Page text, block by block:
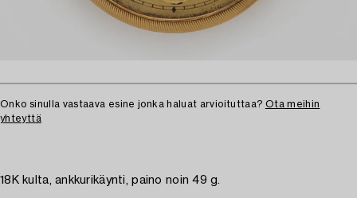
Onko sinulla vastaava esine jonka haluat arvioituttaa? Ota meihin
yhteyttä
18K kulta, ankkurikäynti, paino noin 49 g.